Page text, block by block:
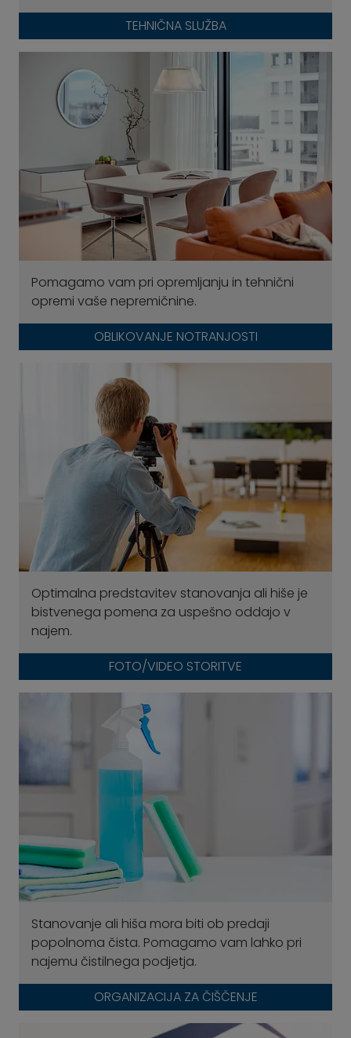
TEHNIČNA SLUŽBA
Pomagamo vam pri opremljanju in tehnični
opremi vaše nepremičnine.
OBLIKOVANJE NOTRANJOSTI
Optimalna predstavitev stanovanja ali hiše je
bistvenega pomena za uspešno oddajo v
najem.
FOTO/VIDEO STORITVE
Stanovanje ali hiša mora biti ob predaji
popolnoma čista. Pomagamo vam lahko pri
najemu čistilnega podjetja.
ORGANIZACIJA ZA ČIŠČENJE